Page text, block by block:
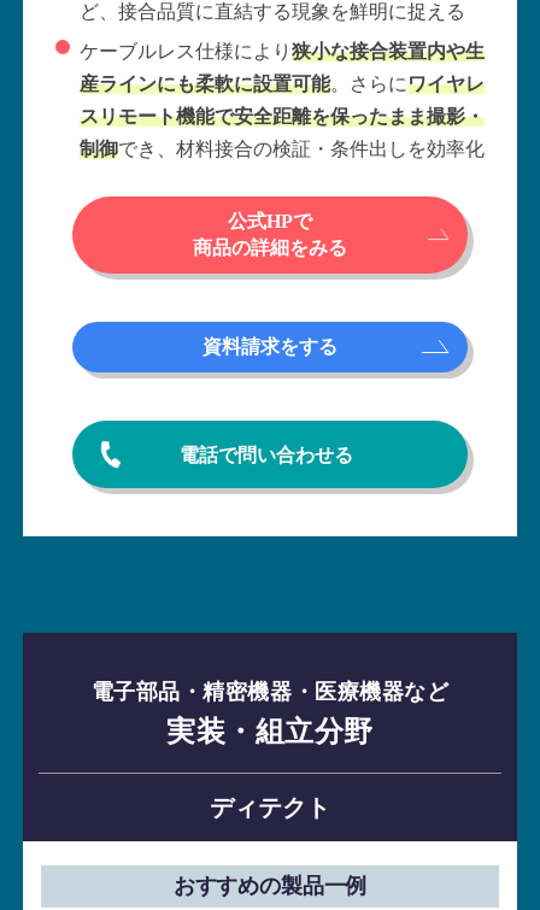
ど、接合品質に直結する現象を鮮明に捉える
ケーブルレス仕様により 狭小な接合装置内や生
産ラインにも柔軟に設置可能。さらにワイヤレ
スリモート機能で安全距離を保ったまま撮影・
制御でき、材料接合の検証・条件出しを効率化
公式HPで
商品の詳細をみる
資料請求をする
電話で問い合わせる
電子部品・精密機器・医療機器など
実装・組立分野
ディテクト
おすすめの製品一例